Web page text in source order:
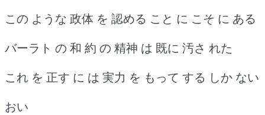
この ような 政体 を 認める こと に こそ に ある
バーラト の 和 約 の 精神 は 既に 汚さ れた
これ を 正す に は 実力 を もって する しか ない
おい